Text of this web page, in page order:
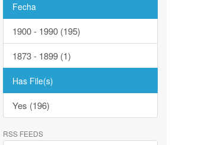
Fecha
1900 - 1990 (195)
1873 - 1899 (1)
Has File(s)
Yes (196)
RSS FEEDS